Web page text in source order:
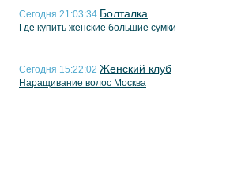
Сегодня 21:03:34 Болталка
Где купить женские большие сумки
Сегодня 15:22:02 Женский клуб
Наращивание волос Москва